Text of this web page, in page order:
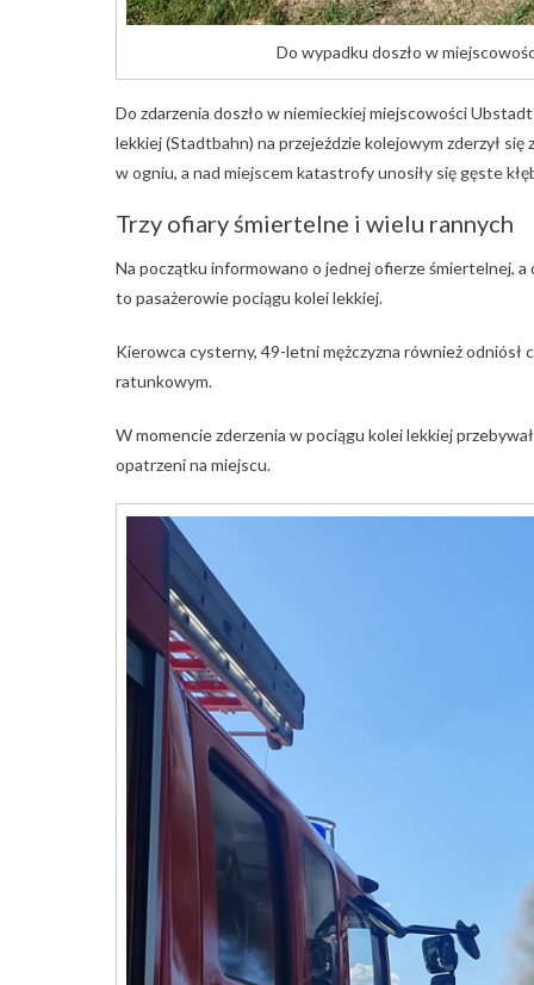
Do wypadku doszło w
Do zdarzenia doszło w niemieckiej miejscowości
lekkiej (Stadtbahn) na przejeździe kolejowym zderzył
w ogniu, a nad miejscem katastrofy unosiły się gęste
Trzy ofiary śmiertelne i wielu rannych
Na początku informowano o jednej ofierze śmiertelnej,
to pasażerowie pociągu kolei lekkiej.
Kierowca cysterny, 49-letni mężczyzna również odniósł
ratunkowym.
W momencie zderzenia w pociągu kolei lekkiej
opatrzeni na miejscu.